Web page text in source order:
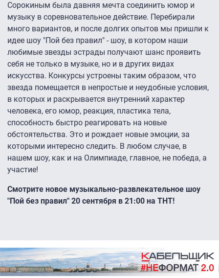
Сорокиным была давняя мечта соединить юмор и
музыку в соревновательное действие. Перебирали
много вариантов, и после долгих опытов мы пришли к
идее шоу "Пой без правил" - шоу, в котором наши
любимые звезды эстрады получают шанс проявить
себя не только в музыке, но и в других видах
искусства. Конкурсы устроены таким образом, что
звезда помещается в непростые и неудобные условия,
в которых и раскрывается внутренний характер
человека, его юмор, реакция, пластика тела,
способность быстро реагировать на новые
обстоятельства. Это и рождает новые эмоции, за
которыми интересно следить. В любом случае, в
нашем шоу, как и на Олимпиаде, главное, не победа, а
участие!
Смотрите новое музыкально-развлекательное шоу
"Пой без правил" 20 сентября в 21:00 на ТНТ!